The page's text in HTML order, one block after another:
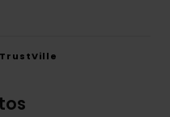
TrustVille